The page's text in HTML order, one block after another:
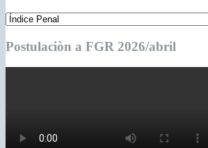
Postulaciòn a FGR 2026/abril